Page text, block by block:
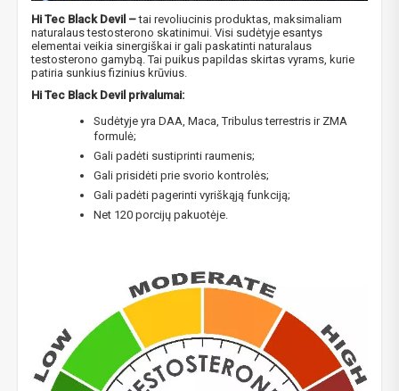
Hi Tec Black Devil –tai revoliucinis produktas, maksimaliam
naturalaus testosterono skatinimui. Visi sudėtyje esantys
elementai veikia sinergiškai ir gali paskatinti naturalaus
testosterono gamybą. Tai puikus papildas skirtas vyrams, kurie
patiria sunkius fizinius krūvius.
Hi Tec Black Devil privalumai:
Sudėtyje yra DAA, Maca, Tribulus terrestris ir ZMA
formulė;
Gali padėti sustiprinti raumenis;
Gali prisidėti prie svorio kontrolės;
Gali padėti pagerinti vyriškąją funkciją;
Net 120 porcijų pakuotėje.